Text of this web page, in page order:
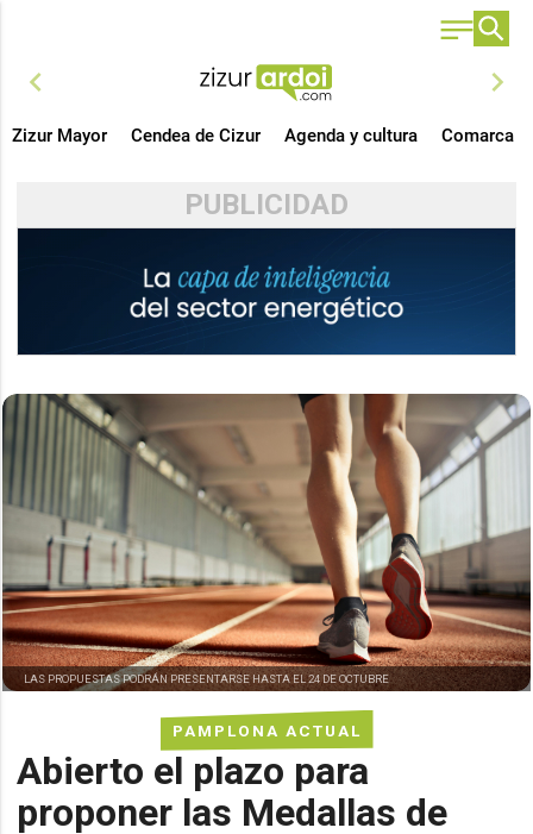
chevron_left chevron_right
Zizur Mayor Cendea de Cizur Agenda y cultura Comarca
PUBLICIDAD
PAMPLONA ACTUAL
Abierto el plazo para
proponer las Medallas de
LAS PROPUESTAS PODRÁN PRESENTARSE HASTA EL 24 DE OCTUBRE